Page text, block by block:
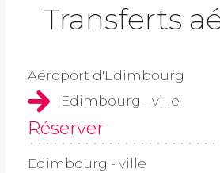
Transferts
Aéroport d'Edimbourg
Edimbourg - ville
Réserver
Edimbourg - ville